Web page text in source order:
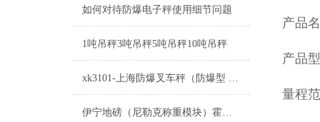
如何对待防爆电子秤使用细节问题
1吨吊秤3吨吊秤5吨吊秤10吨吊秤
xk3101-上海防爆叉车秤（防爆型 隔爆型）
伊宁地磅（尼勒克称重模块）霍尔果斯便携式汽车衡维修
产品
产品
量程